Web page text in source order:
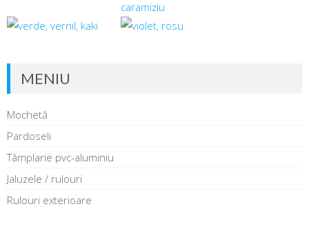
MENIU
Mochetă
Pardoseli
Tâmplarie pvc-aluminiu
Jaluzele / rulouri
Rulouri exterioare